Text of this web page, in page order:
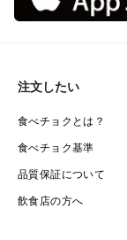
注文したい
食べチョクとは？
食べチョク基準
品質保証について
飲食店の方へ